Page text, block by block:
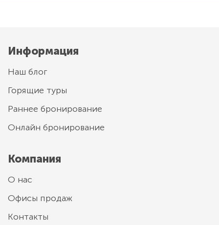
Информация
Наш блог
Горящие туры
Раннее бронирование
Онлайн бронирование
Компания
О нас
Офисы продаж
Контакты